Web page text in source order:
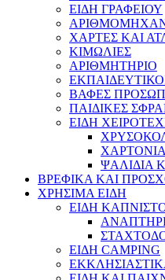
ΕΙΔΗ ΓΡΑΦΕΙΟΥ
ΧΑΡΤΕΣ ΚΑΙ
ΚΙΜΩΛΙΕΣ
ΑΡΙΘΜΗΤΗΡΙΟ
ΒΑΦΕΣ
ΠΑΙΔΙΚΕΣ
ΕΙΔΗ
ΨΑΛΙΔΙΑ
ΒΡΕΦΙΚΑ ΚΑΙ
ΧΡΗΣΙΜΑ ΕΙΔΗ
ΕΙΔΗ
ΕΙΔΗ CAMPING